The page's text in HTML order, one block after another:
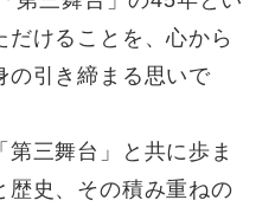
だけることを、心から
の引き締まる思いで
三舞台」と共に歩ま
歴史、その積み重ねの